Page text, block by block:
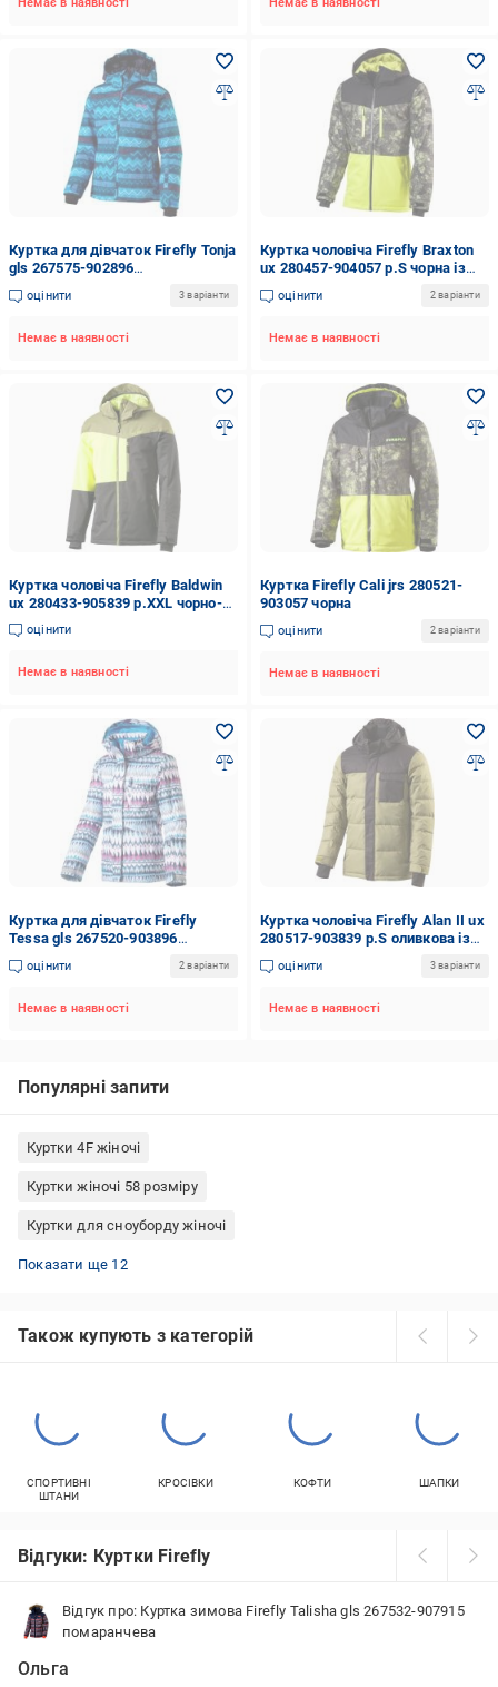
Куртка для дівчаток Firefly Tonja
gls 267575-902896
різнокольорова
оцінити 3 варіанти
Немає в наявності
Куртка чоловіча Firefly Braxton
ux 280457-904057 р.S чорна із
жовтим
оцінити 2 варіанти
Немає в наявності
Куртка чоловіча Firefly Baldwin
ux 280433-905839 р.XXL чорно-
салатова
оцінити
Немає в наявності
Куртка Firefly Cali jrs 280521-
903057 чорна
оцінити 2 варіанти
Немає в наявності
Куртка для дівчаток Firefly
Tessa gls 267520-903896
різнокольорова
оцінити 2 варіанти
Немає в наявності
Куртка чоловіча Firefly Alan II ux
280517-903839 р.S оливкова із
чорним
оцінити 3 варіанти
Немає в наявності
Популярні запити
Куртки 4F жіночі
Куртки жіночі 58 розміру
Куртки для сноуборду жіночі
Пуховик жіночій зимовий
Бомбери з капюшоном
Куртки Calvin Klein жіночі
Двосторонні куртки жіночі зимові
Куртки жіночі з поясом
Куртки вітровологозахисні зимові ЗСУ
Куртки чорні жіночі
Чорні косухи
Куртки H&M жіночі
Жовті бомбери
Куртки зефірка зима
Мембранні куртки для риболовлі
Показати ще 12
Також купують з категорій
СПОРТИВНІ
ШТАНИ
КРОСІВКИ КОФТИ ШАПКИ
Відгуки: Куртки Firefly
Відгук про: Куртка зимова Firefly Talisha gls 267532-907915
помаранчева
Ольга